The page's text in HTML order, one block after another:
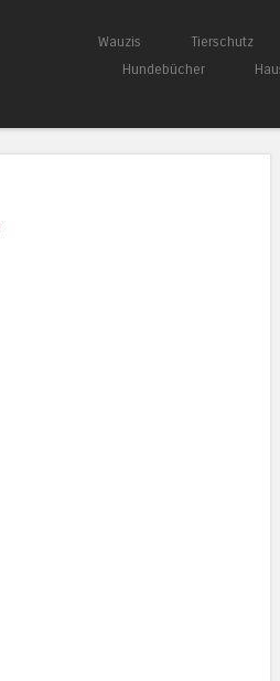
Menü
Springe zum Inhalt
Wauzis Tierschutz
Hundebücher